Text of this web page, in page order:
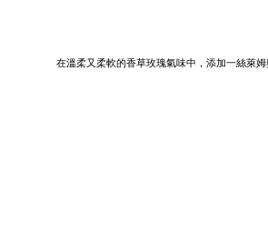
在溫柔又柔軟的香草玫瑰氣味中，添加一絲萊